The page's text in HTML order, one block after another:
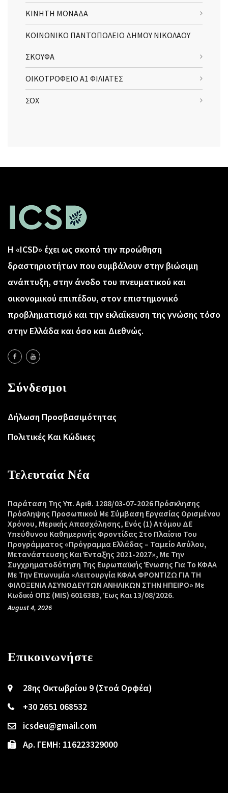
ΚΙΝΗΤΗ ΜΟΝΑΔΑ
ΚΟΙΝΩΝΙΚΟ ΠΑΝΤΟΠΩΛΕΙΟ ΔΗΜΟΥ ΝΙΚΟΛΑΟΥ
ΣΚΟΥΦΑ
ΟΙΚΟΤΡΟΦΕΙΟ Α1 ΦΙΛΙΑΤΕΣ
ΣΟΧ
Η «ICSD» έχει ως σκοπό την προώθηση
δραστηριοτήτων που συμβάλουν στην βιώσιμη
ανάπτυξη, στην άνοδο του πνευματικού και
οικονομικού επιπέδου, στον επιστημονικό
προβληματισμό και την εκλαΐκευση της γνώσης τόσο
στην Ελλάδα και όσο και Διεθνώς.
Σύνδεσμοι
Δήλωση Προσβασιμότητας
Πολιτικές Και Κώδικες
Τελευταία Νέα
Παράταση Της Υπ. Αριθ. 1288/03-07-2026 Πρόσκλησης
Πρόσληψης Προσωπικού Με Σύμβαση Εργασίας Ορισμένου
Χρόνου, Μερικής Απασχόλησης, Ενός (1) Ατόμου ΔΕ
Υπεύθυνου Καθημερινής Φροντίδας Στο Πλαίσιο Του
Προγράμματος «Πρόγραμμα Ελλάδας – Ταμείο Ασύλου,
Μετανάστευσης Και Ένταξης 2021-2027», Με Την
Συγχρηματοδότηση Της Ευρωπαϊκής Ένωσης Για Το ΚΦΑΑ
Με Την Επωνυμία «Λειτουργία ΚΦΑΑ ΦΡΟΝΤΙΖΩ ΓΙΑ ΤΗ
ΦΙΛΟΞΕΝΙΑ ΑΣΥΝΟΔΕΥΤΩΝ ΑΝΗΛΙΚΩΝ ΣΤΗΝ ΗΠΕΙΡΟ» Με
Κωδικό ΟΠΣ (MIS) 6016383, Έως Και 13/08/2026.
August 4, 2026
Επικοινωνήστε
28ης Οκτωβρίου 9 (Στοά Ορφέα)
+30 2651 068532
icsdeu@gmail.com
Αρ. ΓΕΜΗ: 116223329000